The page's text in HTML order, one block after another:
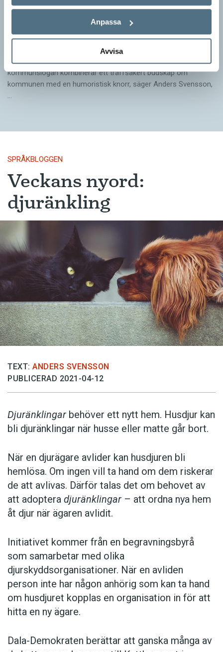
Anpassa
Avvisa
Pressmeddelande: Hjovisst älskar vi
ordvitsar!
– Vinnarna visar att lyckade ordvitsar alltid går hem. En bra
kommunslogan kombinerar ett träffsäkert budskap om
kommunen med en humoristisk knorr, säger Anders Svensson,
…
SPRÅKBLOGGEN
Veckans nyord:
djuränkling
TEXT: ANDERS SVENSSON
PUBLICERAD 2021-04-12
Djuränklingar behöver ett nytt hem. Husdjur kan
bli djuränklingar när husse eller matte går bort.
När en djurägare avlider kan husdjuren bli
hemlösa. Om ingen vill ta hand om dem riskerar
de att avlivas. Därför talas det om behovet av
att adoptera djuränklingar – att ordna nya hem
åt djur när ägaren avlidit.
Initiativet kommer från en begravningsbyrå
som samarbetar med olika
djurskyddsorganisationer. När en avliden
person inte har någon anhörig som kan ta hand
om husdjuret kopplas en organisation in för att
hitta en ny ägare.
Dala-Demokraten berättar att ganska många av